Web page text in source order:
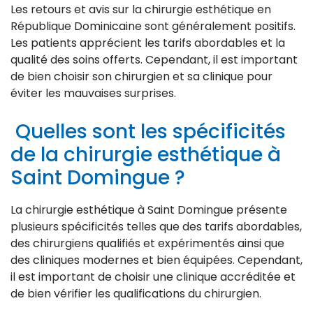
Les retours et avis sur la chirurgie esthétique en
République Dominicaine sont généralement positifs.
Les patients apprécient les tarifs abordables et la
qualité des soins offerts. Cependant, il est important
de bien choisir son chirurgien et sa clinique pour
éviter les mauvaises surprises.
Quelles sont les spécificités
de la chirurgie esthétique à
Saint Domingue ?
La chirurgie esthétique à Saint Domingue présente
plusieurs spécificités telles que des tarifs abordables,
des chirurgiens qualifiés et expérimentés ainsi que
des cliniques modernes et bien équipées. Cependant,
il est important de choisir une clinique accréditée et
de bien vérifier les qualifications du chirurgien.